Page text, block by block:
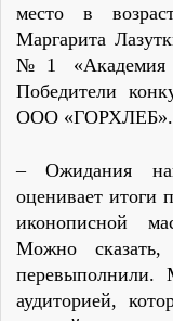
место в
Маргарита
№1 «Академия
Победители
ООО «ГОРХЛЕБ».
– Ожидания
оценивает итоги
иконописной
Можно
аудиторией,